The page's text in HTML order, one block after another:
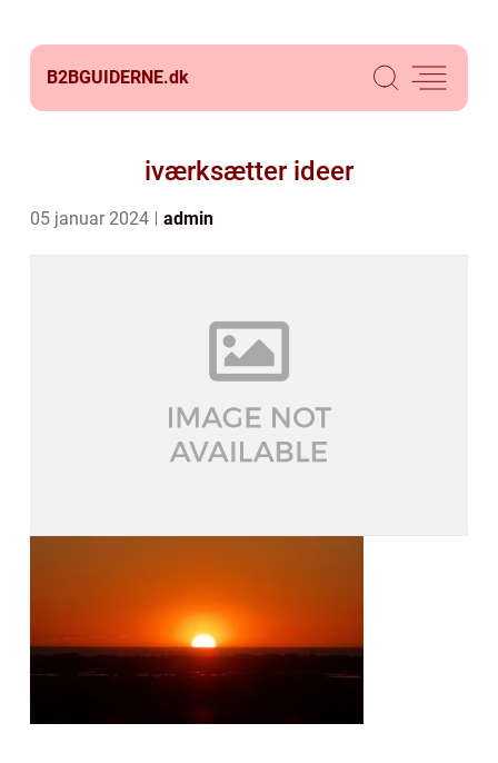
B2BGUIDERNE.dk
iværksætter ideer
05 januar 2024 admin